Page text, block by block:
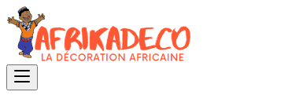
Skip
to
content